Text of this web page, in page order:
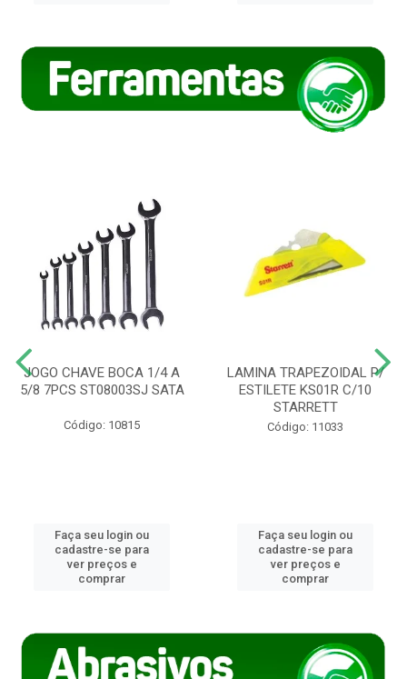
JOGO CHAVE BOCA 1/4 A
5/8 7PCS ST08003SJ SATA
Código: 10815
Faça seu login ou
cadastre-se para
ver preços e
comprar
LAMINA TRAPEZOIDAL P/
ESTILETE KS01R C/10
STARRETT
Código: 11033
Faça seu login ou
cadastre-se para
ver preços e
comprar